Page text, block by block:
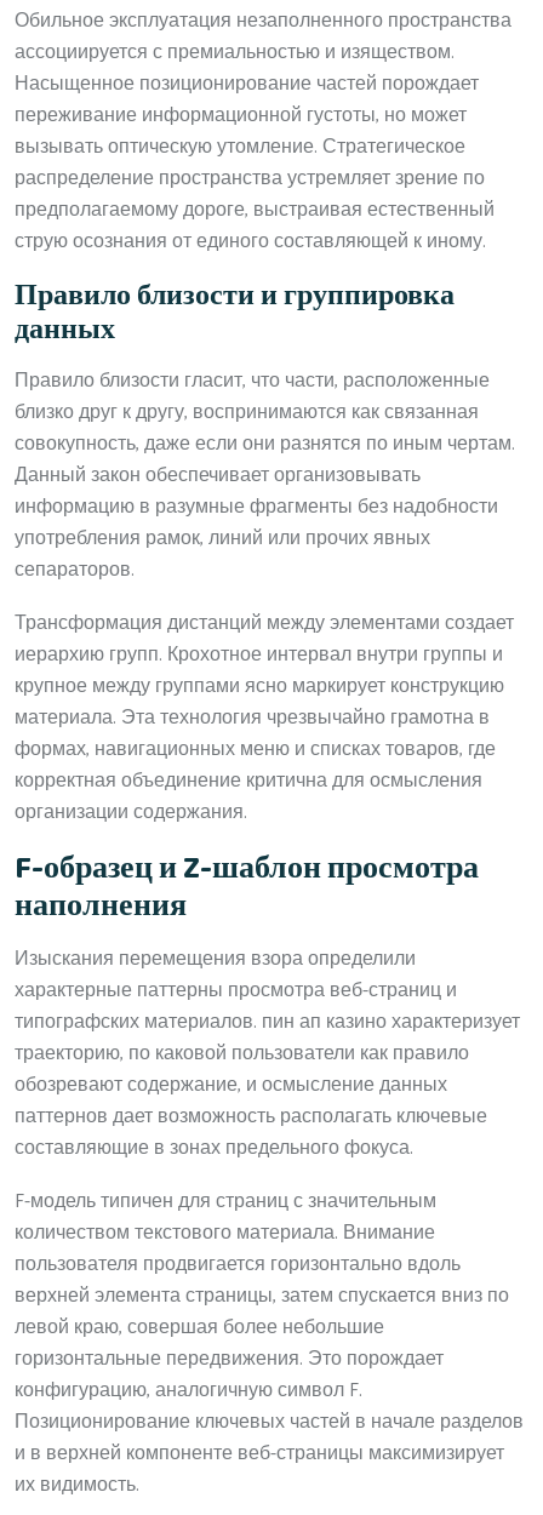
Обильное эксплуатация незаполненного пространства
ассоциируется с премиальностью и изяществом.
Насыщенное позиционирование частей порождает
переживание информационной густоты, но может
вызывать оптическую утомление. Стратегическое
распределение пространства устремляет зрение по
предполагаемому дороге, выстраивая естественный
струю осознания от единого составляющей к иному.
Правило близости и группировка
данных
Правило близости гласит, что части, расположенные
близко друг к другу, воспринимаются как связанная
совокупность, даже если они разнятся по иным чертам.
Данный закон обеспечивает организовывать
информацию в разумные фрагменты без надобности
употребления рамок, линий или прочих явных
сепараторов.
Трансформация дистанций между элементами создает
иерархию групп. Крохотное интервал внутри группы и
крупное между группами ясно маркирует конструкцию
материала. Эта технология чрезвычайно грамотна в
формах, навигационных меню и списках товаров, где
корректная объединение критична для осмысления
организации содержания.
F-образец и Z-шаблон просмотра
наполнения
Изыскания перемещения взора определили
характерные паттерны просмотра веб-страниц и
типографских материалов. пин ап казино характеризует
траекторию, по каковой пользователи как правило
обозревают содержание, и осмысление данных
паттернов дает возможность располагать ключевые
составляющие в зонах предельного фокуса.
F-модель типичен для страниц с значительным
количеством текстового материала. Внимание
пользователя продвигается горизонтально вдоль
верхней элемента страницы, затем спускается вниз по
левой краю, совершая более небольшие
горизонтальные передвижения. Это порождает
конфигурацию, аналогичную символ F.
Позиционирование ключевых частей в начале разделов
и в верхней компоненте веб-страницы максимизирует
их видимость.